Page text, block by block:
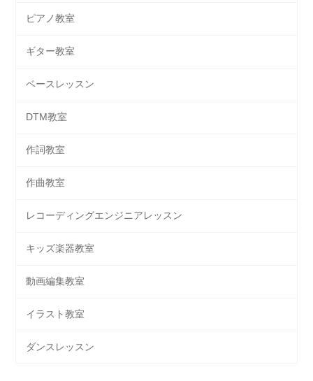
ピアノ教室
ギター教室
ベースレッスン
DTM教室
作詞教室
作曲教室
レコーディングエンジニアレッスン
キッズ楽器教室
動画編集教室
イラスト教室
ダンスレッスン